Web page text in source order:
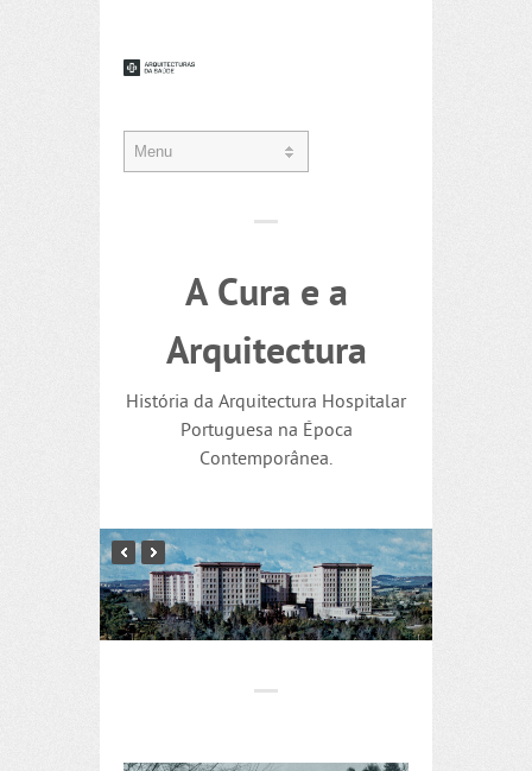
A Cura e a
Arquitectura
História da Arquitectura Hospitalar
Portuguesa na Época
Contemporânea.